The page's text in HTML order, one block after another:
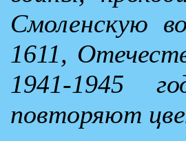
Смоленскую
1611,
1941-1945
повторяют